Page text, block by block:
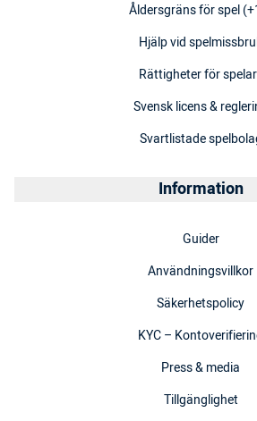
Åldersgräns för spel
Hjälp vid
Rättigheter för
Svensk licens &
Svartlistade
Information
Guider
Användningsvillkor
Säkerhetspolicy
KYC –
Press & media
Tillgänglighet